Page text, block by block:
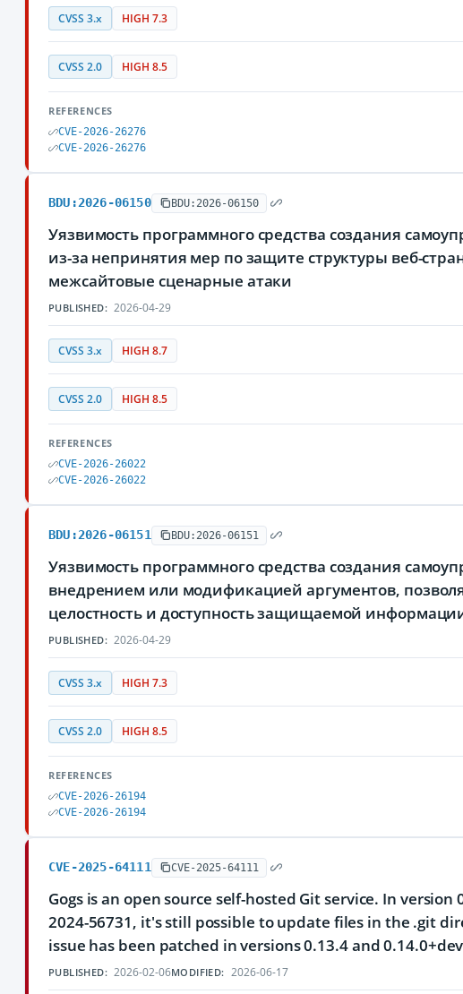
CVSS 3.x HIGH 7.3
CVSS 2.0 HIGH 8.5
REFERENCES
CVE-2026-26276
CVE-2026-26276
BDU:2026-06150 BDU:2026-06150
Уязвимость программного средства создания
из-за непринятия мер по защите структуры веб-
межсайтовые сценарные атаки
PUBLISHED: 2026-04-29
CVSS 3.x HIGH 8.7
CVSS 2.0 HIGH 8.5
REFERENCES
CVE-2026-26022
CVE-2026-26022
BDU:2026-06151 BDU:2026-06151
Уязвимость программного средства создания
внедрением или модификацией аргументов,
целостность и доступность защищаемой
PUBLISHED: 2026-04-29
CVSS 3.x HIGH 7.3
CVSS 2.0 HIGH 8.5
REFERENCES
CVE-2026-26194
CVE-2026-26194
CVE-2025-64111 CVE-2025-64111
Gogs is an open source self-hosted Git service. In
2024-56731, it's still possible to update files in the .git
issue has been patched in versions 0.13.4 and
PUBLISHED: 2026-02-06MODIFIED: 2026-06-17